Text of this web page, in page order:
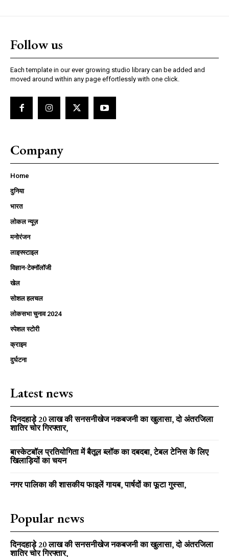
Follow us
Each template in our ever growing studio library can be added and
moved around within any page effortlessly with one click.
Company
Home
दुनिया
भारत
लोकल न्यूज़
मनोरंजन
लाइफ्स्टाइल
विज्ञान-टेक्नॉलॉजी
खेल
सोशल हलचल
लोकसभा चुनाव 2024
स्पेशल स्टोरी
क्राइम
दुर्घटना
Latest news
दिनदहाड़े 20 लाख की सनसनीखेज नकबजनी का खुलासा, दो अंतरजिला
शातिर चोर गिरफ्तार,
बास्केटबॉल प्रतियोगिता में बैतूल ब्लॉक का दबदबा, टेबल टेनिस के लिए
खिलाड़ियों का चयन
नगर पालिका की शासकीय फाइलें गायब, पार्षदों का फूटा गुस्सा,
Popular news
दिनदहाड़े 20 लाख की सनसनीखेज नकबजनी का खुलासा, दो अंतरजिला
शातिर चोर गिरफ्तार,